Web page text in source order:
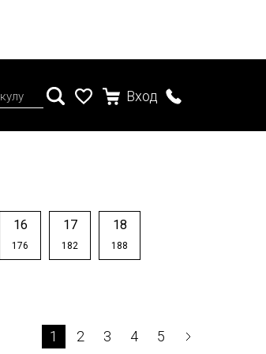
Вход
16
176
17
182
18
188
1 2 3 4 5